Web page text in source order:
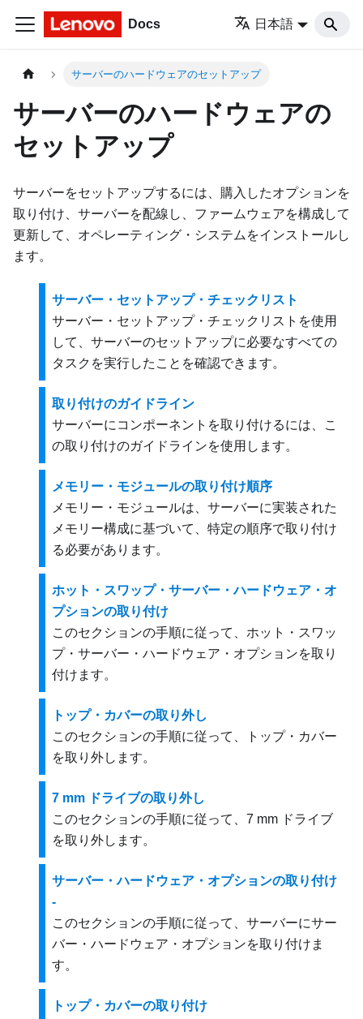
Docs 日本語
サーバーのハードウェアのセットアップ
サーバーのハードウェアの
セットアップ
サーバーをセットアップするには、購入したオプションを
取り付け、サーバーを配線し、ファームウェアを構成して
更新して、オペレーティング・システムをインストールし
ます。
サーバー・セットアップ・チェックリスト
サーバー・セットアップ・チェックリストを使用
して、サーバーのセットアップに必要なすべての
タスクを実行したことを確認できます。
取り付けのガイドライン
サーバーにコンポーネントを取り付けるには、こ
の取り付けのガイドラインを使用します。
メモリー・モジュールの取り付け順序
メモリー・モジュールは、サーバーに実装された
メモリー構成に基づいて、特定の順序で取り付け
る必要があります。
ホット・スワップ・サーバー・ハードウェア・オ
プションの取り付け
このセクションの手順に従って、ホット・スワッ
プ・サーバー・ハードウェア・オプションを取り
付けます。
トップ・カバーの取り外し
このセクションの手順に従って、トップ・カバー
を取り外します。
7 mm ドライブの取り外し
このセクションの手順に従って、7 mm ドライブ
を取り外します。
サーバー・ハードウェア・オプションの取り付け
-
このセクションの手順に従って、サーバーにサー
バー・ハードウェア・オプションを取り付けま
す。
トップ・カバーの取り付け